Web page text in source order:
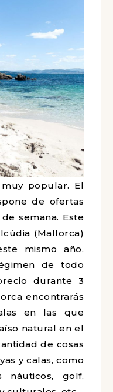
popular. El
de ofertas
semana. Este
(Mallorca)
mismo año.
de todo
durante 3
encontrarás
en las que
natural en el
de cosas
y calas, como
náuticos, golf,